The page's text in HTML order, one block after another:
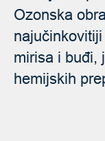
Ozonska
mirisa i buđi,
hemijskih